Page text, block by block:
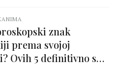
znak
prema svojoj
Ovih 5 definitivno su